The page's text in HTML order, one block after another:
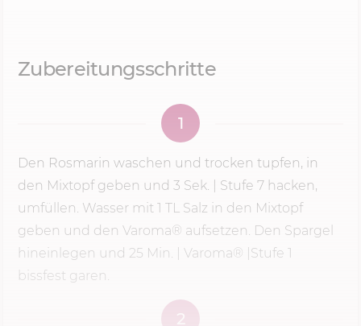
Zubereitungsschritte
1
Den Rosmarin waschen und trocken tupfen, in
den Mixtopf geben und 3 Sek. Stufe 7 hacken,
umfüllen. Wasser mit 1 TL Salz in den Mixtopf
geben und den Varoma® aufsetzen. Den Spargel
hineinlegen und 25 Min. | Varoma® |Stufe 1
bissfest garen.
2